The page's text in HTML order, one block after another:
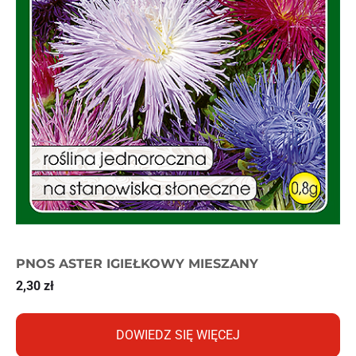
PNOS ASTER IGIEŁKOWY MIESZANY
2,30 zł
DOWIEDZ SIĘ WIĘCEJ